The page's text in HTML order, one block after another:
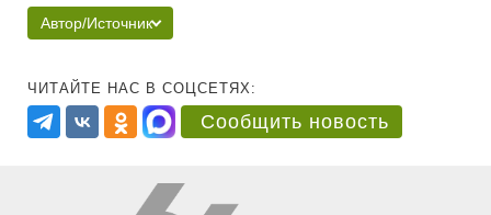
Автор/Источник
ЧИТАЙТЕ НАС В СОЦСЕТЯХ:
Сообщить новость